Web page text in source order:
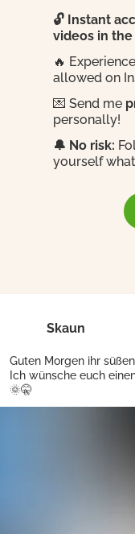
🔓 Instant
videos in
🔥
allowed on
💌 Send me
personally!
🔔 No risk:
yourself
Skaun
Guten Morgen ihr
Ich wünsche euch
🌞🤫